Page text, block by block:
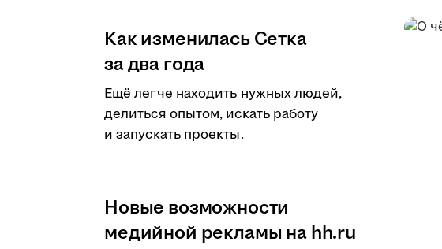
Как изменилась Сетка
за два года
Ещё легче находить нужных людей,
делиться опытом, искать работу
и запускать проекты.
Новые возможности
медийной рекламы на hh.ru